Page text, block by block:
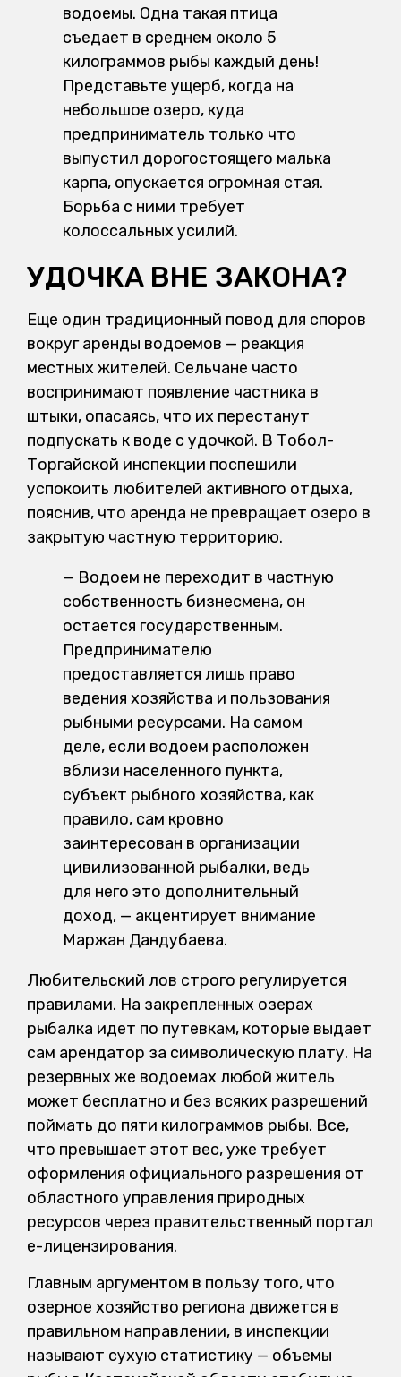
водоемы. Одна такая птица
съедает в среднем около 5
килограммов рыбы каждый день!
Представьте ущерб, когда на
небольшое озеро, куда
предприниматель только что
выпустил дорогостоящего малька
карпа, опускается огромная стая.
Борьба с ними требует
колоссальных усилий.
УДОЧКА ВНЕ ЗАКОНА?
Еще один традиционный повод для споров
вокруг аренды водоемов — реакция
местных жителей. Сельчане часто
воспринимают появление частника в
штыки, опасаясь, что их перестанут
подпускать к воде с удочкой. В Тобол-
Торгайской инспекции поспешили
успокоить любителей активного отдыха,
пояснив, что аренда не превращает озеро в
закрытую частную территорию.
— Водоем не переходит в частную
собственность бизнесмена, он
остается государственным.
Предпринимателю
предоставляется лишь право
ведения хозяйства и пользования
рыбными ресурсами. На самом
деле, если водоем расположен
вблизи населенного пункта,
субъект рыбного хозяйства, как
правило, сам кровно
заинтересован в организации
цивилизованной рыбалки, ведь
для него это дополнительный
доход, — акцентирует внимание
Маржан Дандубаева.
Любительский лов строго регулируется
правилами. На закрепленных озерах
рыбалка идет по путевкам, которые выдает
сам арендатор за символическую плату. На
резервных же водоемах любой житель
может бесплатно и без всяких разрешений
поймать до пяти килограммов рыбы. Все,
что превышает этот вес, уже требует
оформления официального разрешения от
областного управления природных
ресурсов через правительственный портал
е-лицензирования.
Главным аргументом в пользу того, что
озерное хозяйство региона движется в
правильном направлении, в инспекции
называют сухую статистику — объемы